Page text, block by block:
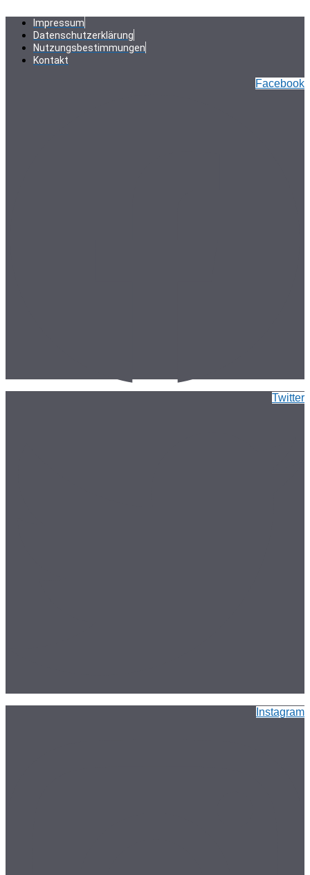
Inhalt
springen
Impressum
Datenschutzerklärung
Nutzungsbestimmungen
Kontakt
Facebook
Twitter
Instagram